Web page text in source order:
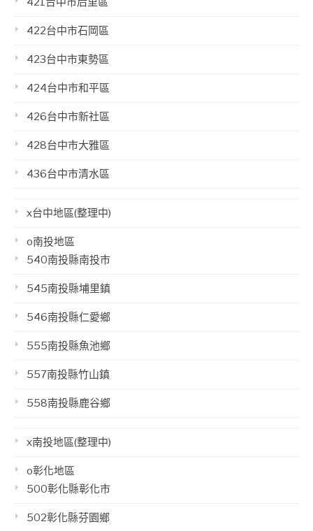
422台中市石岡區
423台中市東勢區
424台中市和平區
426台中市新社區
428台中市大雅區
436台中市清水區
x台中地區(整理中)
o南投地區
540南投縣南投市
545南投縣埔里鎮
546南投縣仁愛鄉
555南投縣魚池鄉
557南投縣竹山鎮
558南投縣鹿谷鄉
x南投地區(整理中)
o彰化地區
500彰化縣彰化市
502彰化縣芬園鄉